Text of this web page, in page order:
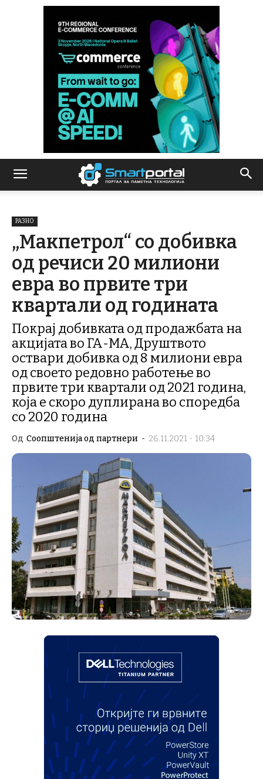
РАЗНО
„Макпетрол“ со добивка
од речиси 20 милиони
евра во првите три
квартали од годината
Покрај добивката од продажбата на
акцијата во ГА-МА, Друштвото
оствари добивка од 8 милиони евра
од своето редовно работење во
првите три квартали од 2021 година,
која е скоро дуплирана во споредба
со 2020 година
Од Соопштенија од партнери - 26.11.2021 - 10:34